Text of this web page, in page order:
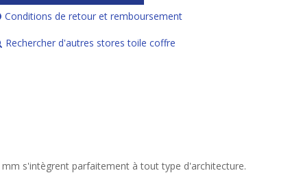
Conditions de retour et remboursement
Rechercher d'autres stores toile coffre
s'intègrent parfaitement à tout type d'architecture.